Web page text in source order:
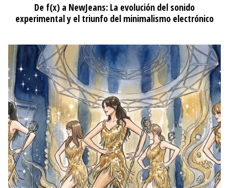
De f(x) a NewJeans: La evolución del sonido
experimental y el triunfo del minimalismo electrónico